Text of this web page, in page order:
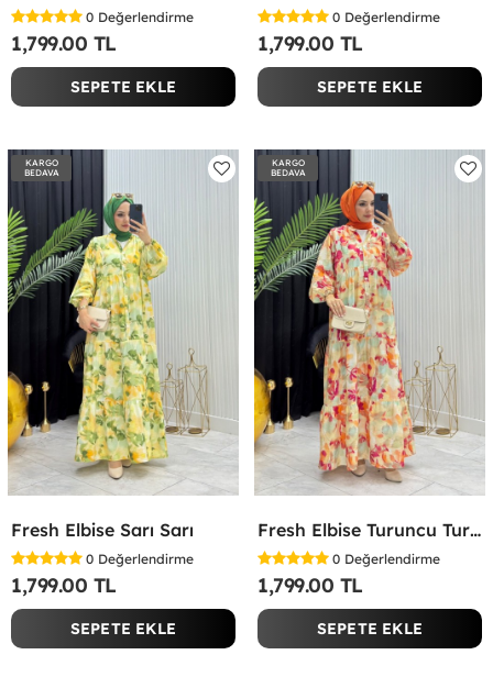
0 Değerlendirme
1,799.00 TL
SEPETE EKLE
0 Değerlendirme
1,799.00 TL
SEPETE EKLE
KARGO
BEDAVA
Fresh Elbise Sarı Sarı
0 Değerlendirme
1,799.00 TL
SEPETE EKLE
KARGO
BEDAVA
Fresh Elbise Turuncu Turuncu
0 Değerlendirme
1,799.00 TL
SEPETE EKLE